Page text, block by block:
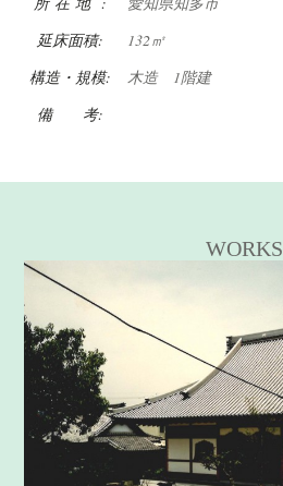
延床面積:
132㎡
構造・規模:
木造 1階建
備 考:
WORKS